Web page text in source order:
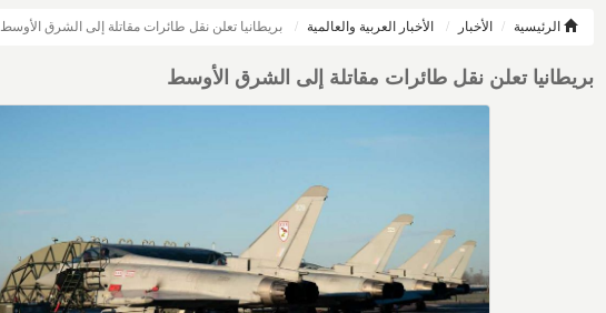
الرئيسية الأخبار الأخبار العربية والعالمية بريطانيا تعلن نقل طائرات مقاتلة إلى الشرق الأوسط
بريطانيا تعلن نقل طائرات مقاتلة إلى الشرق الأوسط